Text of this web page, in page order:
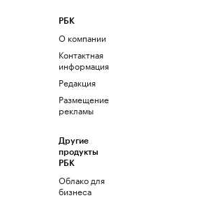
РБК
О компании
Контактная
информация
Редакция
Размещение
рекламы
Другие
продукты
РБК
Облако для
бизнеса